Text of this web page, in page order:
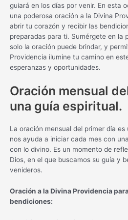
guiará en los días por venir. En esta
una poderosa oración a la Divina
abrir tu corazón y recibir las
preparadas para ti. Sumérgete en la
solo la oración puede brindar, y
Providencia ilumine tu camino en
esperanzas y oportunidades.
Oración mensual
una guía espiritual.
La oración mensual del primer día
nos ayuda a iniciar cada mes con
con lo divino. Es un momento de
Dios, en el que buscamos su guía y
venideros.
Oración a la Divina Providencia
bendiciones: